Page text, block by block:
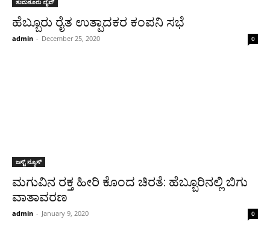
ತುಮಕೂರು ಲೈವ್
ಹೆಬ್ಬೂರು ರೈತ ಉತ್ಪಾದಕರ ಕಂಪನಿ ಸಭೆ
admin - December 25, 2020 0
ಜಸ್ಟ್ ನ್ಯೂಸ್
ಮಗುವಿನ ರಕ್ತ ಹೀರಿ ಕೊಂದ ಚಿರತೆ: ಹೆಬ್ಬೂರಿನಲ್ಲಿ ಬಿಗು
ವಾತಾವರಣ
admin - January 9, 2020 0